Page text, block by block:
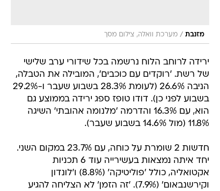
מזנבת / מערכת וואלה, צילום מסך
ירידה לרוחב הלוח נרשמה בכל שידורי ערב שלישי
של רשת. 'רוקדים עם כוכבים', המובילה את הטבלה,
הניבה 26.6% (לעומת 28.3% בשבוע שעבר ו-29.2%
בשבוע לפני כן). דודו טופז ספג ירידה בממוצע גם
הוא, עם 16.3% והדרמה 'מלנומה אהובתי' השיגה
11.8% (מול 14.6% בשבוע שעבר).
חדשות 2 שומרת על כוחה, עם 23.7% במקום השני.
יחד איתה נמצאות בעשירייה עוד 6 תכניות
אקטואליה, כולל 'פוליטיקה' (8.8%) ו'לונדון
וקירשנבאום' (7.9%). 'זה הזמן' לא הצליחה להגיע